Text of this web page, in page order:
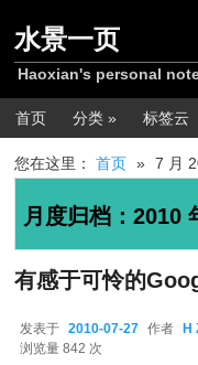
水景一页
Haoxian's personal
主菜单
首页 分类 » 标签云
您在这里：首页 » 7 月
月度归档：2010
有感于可怜的
发表于 2010-07-27 作者 H
浏览量 842 次